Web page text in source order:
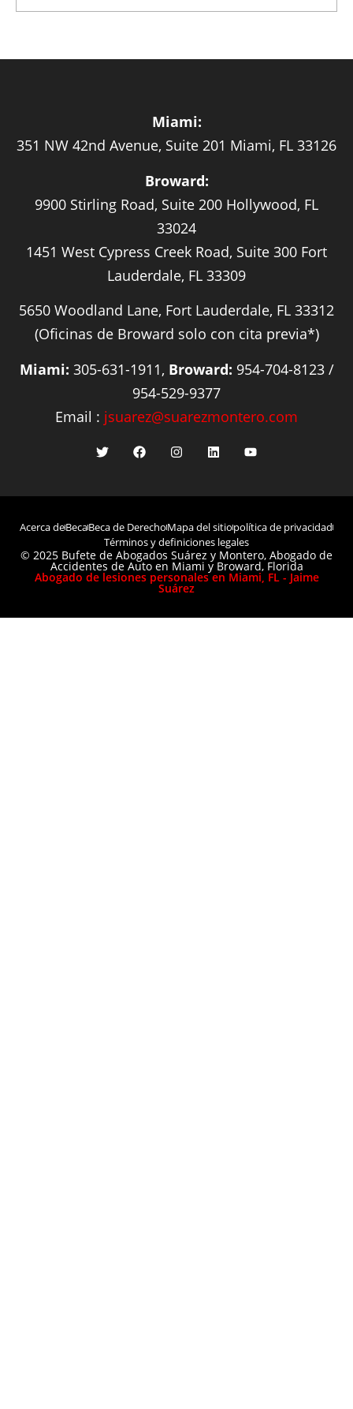
Miami:
351 NW 42nd Avenue, Suite 201 Miami, FL 33126
Broward:
9900 Stirling Road, Suite 200 Hollywood, FL
33024
1451 West Cypress Creek Road, Suite 300 Fort
Lauderdale, FL 33309
5650 Woodland Lane, Fort Lauderdale, FL 33312
(Oficinas de Broward solo con cita previa*)
Miami: 305-631-1911, Broward: 954-704-8123 /
954-529-9377
Email : jsuarez@suarezmontero.com
Acerca deBecaBeca de DerechoMapa del sitiopolítica de privacidad
Términos y definiciones legales
© 2025 Bufete de Abogados Suárez y Montero, Abogado de
Accidentes de Auto en Miami y Broward, Florida
Abogado de lesiones personales en Miami, FL - Jaime
Suárez